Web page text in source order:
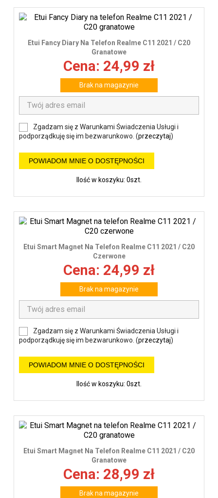
Etui Fancy Diary Na Telefon Realme C11 2021 / C20
Granatowe
Cena: 24,99 zł
Brak na magazynie
Zgadzam się z Warunkami Świadczenia Usługi i
podporządkuję się im bezwarunkowo. (przeczytaj)
POWIADOM MNIE O DOSTĘPNOŚCI
Ilość w koszyku: 0szt.
Etui Smart Magnet Na Telefon Realme C11 2021 / C20
Czerwone
Cena: 24,99 zł
Brak na magazynie
Zgadzam się z Warunkami Świadczenia Usługi i
podporządkuję się im bezwarunkowo. (przeczytaj)
POWIADOM MNIE O DOSTĘPNOŚCI
Ilość w koszyku: 0szt.
Etui Smart Magnet Na Telefon Realme C11 2021 / C20
Granatowe
Cena: 28,99 zł
Brak na magazynie